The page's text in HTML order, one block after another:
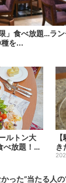
」食べ放題…ラ
を...
ルトン大
放題！肉
ンまで...
き
る
った”当たる人の